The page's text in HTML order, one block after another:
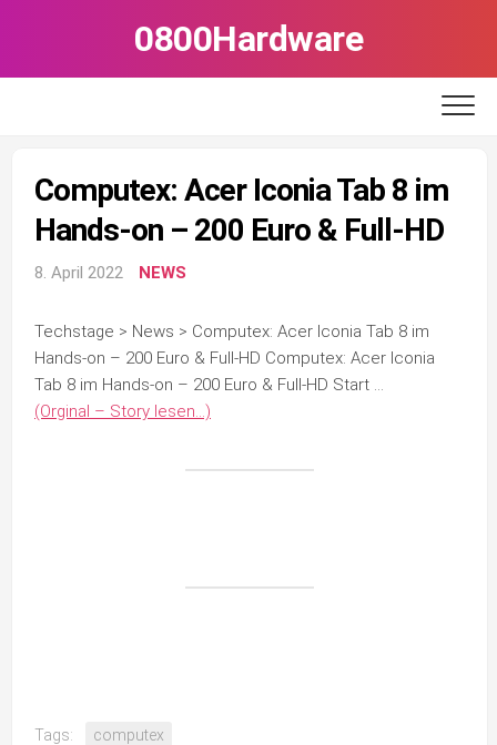
0800Hardware
Computex: Acer Iconia Tab 8 im
Hands-on – 200 Euro & Full-HD
8. April 2022 NEWS
Techstage > News > Computex: Acer Iconia Tab 8 im
Hands-on – 200 Euro & Full-HD Computex: Acer Iconia
Tab 8 im Hands-on – 200 Euro & Full-HD Start …
(Orginal – Story lesen…)
Tags: computex